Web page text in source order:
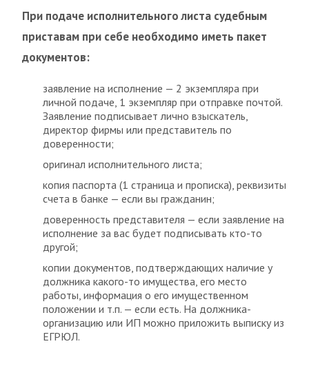
При подаче исполнительного листа судебным
приставам при себе необходимо иметь пакет
документов:
заявление на исполнение — 2 экземпляра при
личной подаче, 1 экземпляр при отправке почтой.
Заявление подписывает лично взыскатель,
директор фирмы или представитель по
доверенности;
оригинал исполнительного листа;
копия паспорта (1 страница и прописка), реквизиты
счета в банке — если вы гражданин;
доверенность представителя — если заявление на
исполнение за вас будет подписывать кто-то
другой;
копии документов, подтверждающих наличие у
должника какого-то имущества, его место
работы, информация о его имущественном
положении и т.п. — если есть. На должника-
организацию или ИП можно приложить выписку из
ЕГРЮЛ.